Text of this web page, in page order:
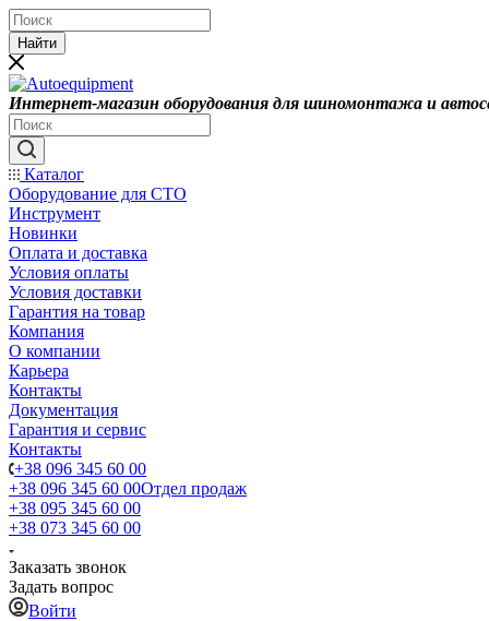
Найти
Интернет-магазин оборудования для шиномонтажа и
Каталог
Оборудование для СТО
Инструмент
Новинки
Оплата и доставка
Условия оплаты
Условия доставки
Гарантия на товар
Компания
О компании
Карьера
Контакты
Документация
Гарантия и сервис
Контакты
+38 096 345 60 00
+38 096 345 60 00Отдел продаж
+38 095 345 60 00
+38 073 345 60 00
Заказать звонок
Задать вопрос
Войти